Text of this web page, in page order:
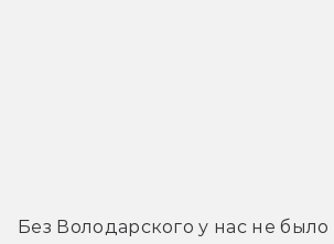
Без Володарского у нас не